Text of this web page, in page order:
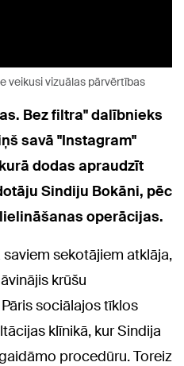
veikusi vizuālas pārvērtības
Bez filtra" dalībnieks
savā "Instagram"
dodas apraudzīt
Sindiju Bokāni, pēc
operācijas.
sekotājiem atklāja,
krūšu
sociālajos tīklos
klīnikā, kur Sindija
procedūru. Toreiz